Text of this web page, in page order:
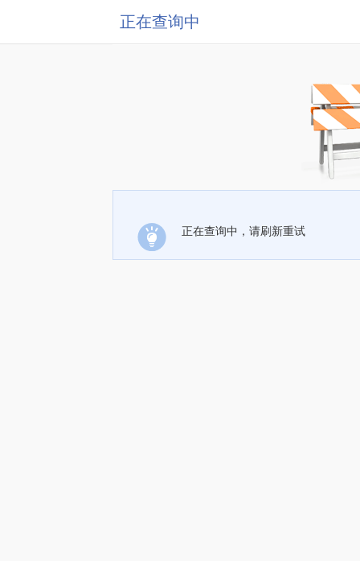
正在查询中
正在查询中，请刷新重试